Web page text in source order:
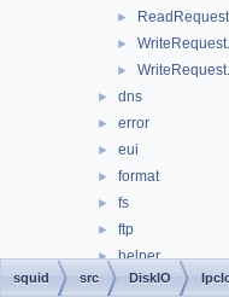
►
►
►
► dns
► error
► eui
► format
► fs
► ftp
► helper
► html
squid src DiskIO